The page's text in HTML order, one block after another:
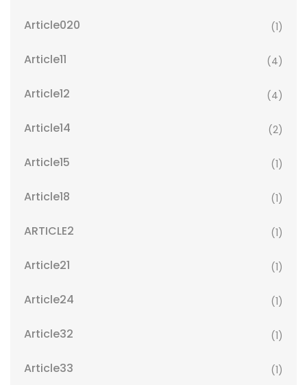
Article020 (1)
Article11 (4)
Article12 (4)
Article14 (2)
Article15 (1)
Article18 (1)
ARTICLE2 (1)
Article21 (1)
Article24 (1)
Article32 (1)
Article33 (1)